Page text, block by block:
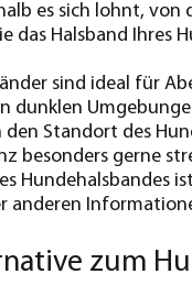
es sich lohnt,
Halsband Ihres
sind ideal für
den Standort des
besonders gerne
Hundehalsbandes
anderen
zum